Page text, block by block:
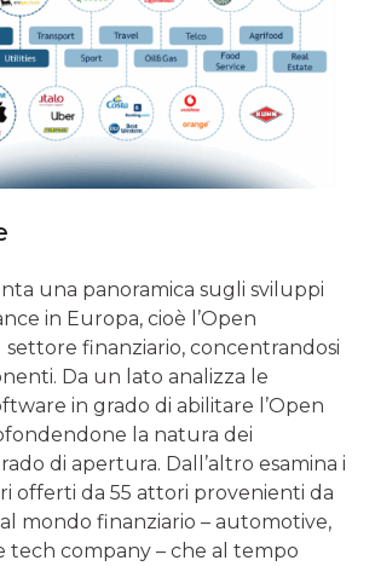
una panoramica sugli sviluppi
in Europa, cioè l’Open
finanziario, concentrandosi
Da un lato analizza le
in grado di abilitare l’Open
la natura dei
di apertura. Dall’altro esamina i
offerti da 55 attori provenienti da
mondo finanziario – automotive,
tech company – che al tempo